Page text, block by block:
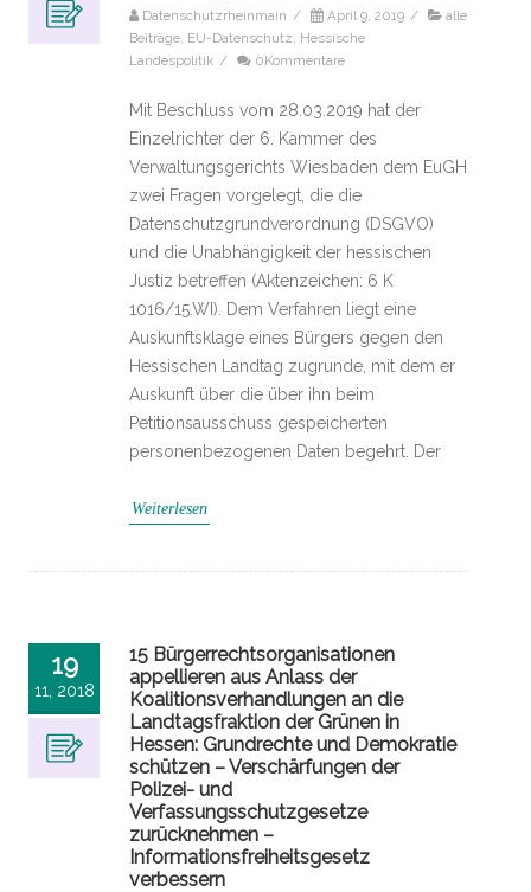
Datenschutzrheinmain / April 9, 2019 /
alle
Beiträge, EU-Datenschutz, Hessische
Landespolitik / 0Kommentare
Mit Beschluss vom 28.03.2019 hat der
Einzelrichter der 6. Kammer des
Verwaltungsgerichts Wiesbaden dem EuGH
zwei Fragen vorgelegt, die die
Datenschutzgrundverordnung (DSGVO)
und die Unabhängigkeit der hessischen
Justiz betreffen (Aktenzeichen: 6 K
1016/15.WI). Dem Verfahren liegt eine
Auskunftsklage eines Bürgers gegen den
Hessischen Landtag zugrunde, mit dem er
Auskunft über die über ihn beim
Petitionsausschuss gespeicherten
personenbezogenen Daten begehrt. Der
Weiterlesen
19
11, 2018
15 Bürgerrechtsorganisationen
appellieren aus Anlass der
Koalitionsverhandlungen an die
Landtagsfraktion der Grünen in
Hessen: Grundrechte und Demokratie
schützen – Verschärfungen der
Polizei- und
Verfassungsschutzgesetze
zurücknehmen –
Informationsfreiheitsgesetz
verbessern